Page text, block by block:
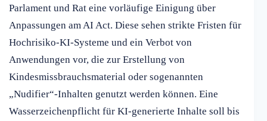
Parlament und Rat eine vorläufige Einigung über
Anpassungen am AI Act. Diese sehen strikte Fristen für
Hochrisiko-KI-Systeme und ein Verbot von
Anwendungen vor, die zur Erstellung von
Kindesmissbrauchsmaterial oder sogenannten
„Nudifier“-Inhalten genutzt werden können. Eine
Wasserzeichenpflicht für KI-generierte Inhalte soll bis